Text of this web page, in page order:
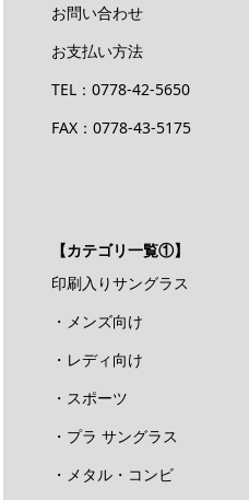
お問い合わせ
お支払い方法
TEL：0778-42-5650
FAX：0778-43-5175
【カテゴリ一覧①】
印刷入りサングラス
・メンズ向け
・レディ向け
・スポーツ
・プラ サングラス
・メタル・コンビ